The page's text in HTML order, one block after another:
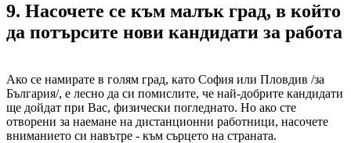
9. Насочете се към малък град, в който
да потърсите нови кандидати за работа
Ако се намирате в голям град, като София или Пловдив /за
България/, е лесно да си помислите, че най-добрите кандидати
ще дойдат при Вас, физически погледнато. Но ако сте
отворени за наемане на дистанционни работници, насочете
вниманието си навътре - към сърцето на страната.